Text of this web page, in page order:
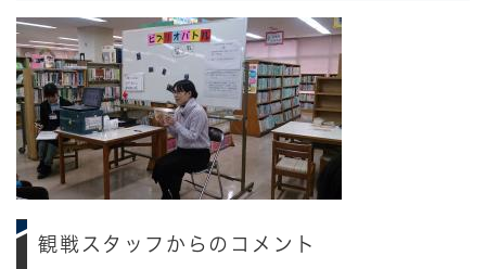
観戦スタッフからのコメント